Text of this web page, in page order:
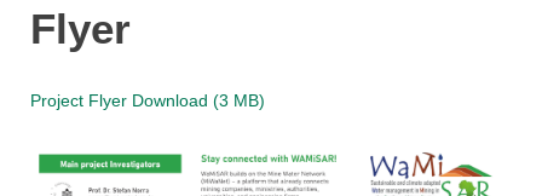
Flyer
Project Flyer Download (3 MB)